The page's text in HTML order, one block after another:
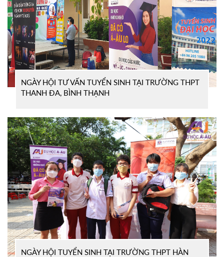
NGÀY HỘI TƯ VẤN TUYỂN SINH TẠI TRƯỜNG THPT
THANH ĐA, BÌNH THẠNH
NGÀY HỘI TUYỂN SINH TẠI TRƯỜNG THPT HÀN